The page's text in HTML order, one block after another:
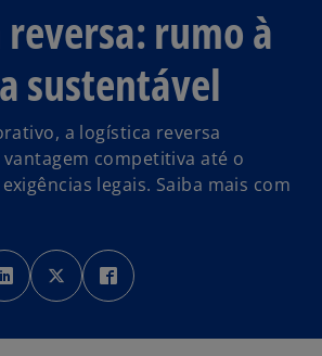
rumo à
sustentável
a logística reversa
competitiva até o
legais. Saiba mais com
a
b
r
e
a
b
r
e
b
r